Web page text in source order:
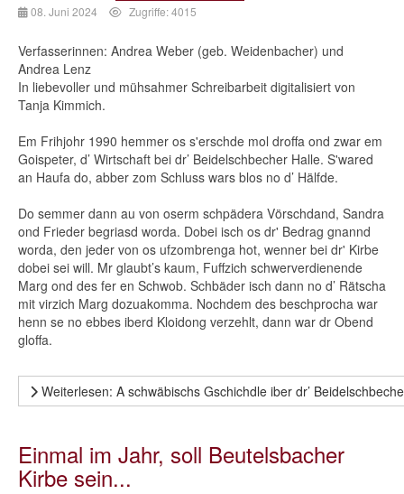
08. Juni 2024
Zugriffe: 4015
Verfasserinnen: Andrea Weber (geb. Weidenbacher) und
Andrea Lenz
In liebevoller und mühsahmer Schreibarbeit digitalisiert von
Tanja Kimmich.
Em Frihjohr 1990 hemmer os s'erschde mol droffa ond zwar em
Goispeter, d’ Wirtschaft bei dr’ Beidelschbecher Halle. S'wared
an Haufa do, abber zom Schluss wars blos no d’ Hälfde.
Do semmer dann au von oserm schpädera Vörschdand, Sandra
ond Frieder begriasd worda. Dobei isch os dr' Bedrag gnannd
worda, den jeder von os ufzombrenga hot, wenner bei dr' Kirbe
dobei sei will. Mr glaubt’s kaum, Fuffzich schwerverdienende
Marg ond des fer en Schwob. Schbäder isch dann no d’ Rätscha
mit virzich Marg dozuakomma. Nochdem des beschprocha war
henn se no ebbes iberd Kloidong verzehlt, dann war dr Obend
gloffa.
Weiterlesen: A schwäbischs Gschichdle iber dr’
Einmal im Jahr, soll Beutelsbacher
Kirbe sein...